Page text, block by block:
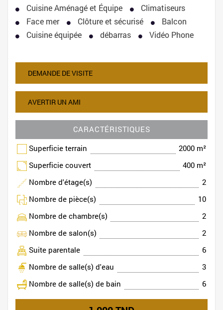
Cuisine Aménagé et Équipe
Climatiseurs
Face mer
Clôture et sécurisé
Balcon
Cuisine équipée
débarras Vidéo Phone
DEMANDE DE VISITE
AVERTIR UN AMI
CARACTÉRISTIQUES
Superficie terrain
2000 m²
Superficie couvert
400 m²
Nombre d'étage(s)
2
Nombre de pièce(s)
10
Nombre de chambre(s)
2
Nombre de salon(s)
2
Suite parentale
6
Nombre de salle(s) d'eau
3
Nombre de salle(s) de bain
6